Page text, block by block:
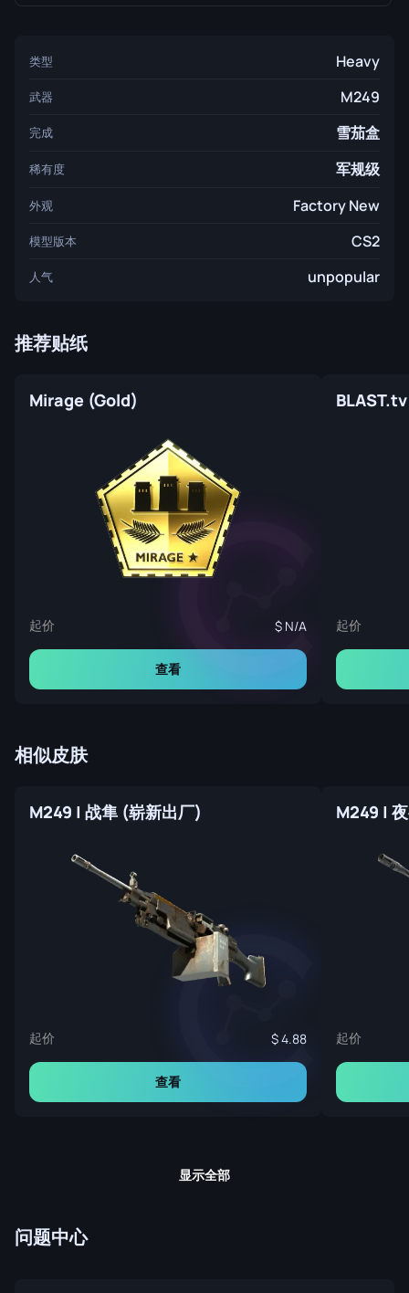
类型 Heavy
武器 M249
完成 雪茄盒
稀有度 军规级
外观 Factory New
模型版本 CS2
人气 unpopular
推荐贴纸
Mirage (Gold)
起价 N/A
查看
起价
相似皮肤
M249 | 战隼 (崭新出厂)
起价 4.88
查看
M249 |
起价
显示全部
问题中心